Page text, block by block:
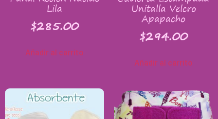
Lila
$285.00
Añadir al carrito
Unitalla Velcro
Apapacho
$294.00
Añadir al carrito